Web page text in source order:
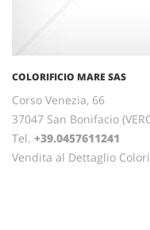
COLORIFICIO MARE SAS
Corso Venezia, 66
37047 San Bonifacio
Tel. +39.0457611241
Vendita al Dettaglio